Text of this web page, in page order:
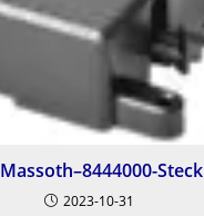
Massoth–8444000-Steck
2023-10-31